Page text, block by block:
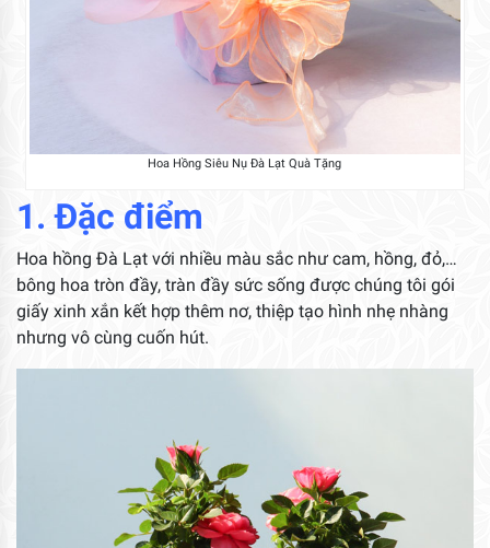
Hoa Hồng Siêu Nụ Đà Lạt Quà Tặng
1. Đặc điểm
Hoa hồng Đà Lạt với nhiều màu sắc như cam, hồng, đỏ,…
bông hoa tròn đầy, tràn đầy sức sống được chúng tôi gói
giấy xinh xắn kết hợp thêm nơ, thiệp tạo hình nhẹ nhàng
nhưng vô cùng cuốn hút.